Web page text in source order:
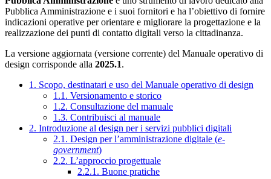
Pubblica Amministrazione e i suoi fornitori e ha l’obiettivo di fornire
indicazioni operative per orientare e migliorare la progettazione e la
realizzazione dei punti di contatto digitali verso la cittadinanza.
La versione aggiornata (versione corrente) del Manuale operativo di
design corrisponde alla 2025.1.
1. Scopo, destinatari e uso del Manuale operativo di design
1.1. Versionamento e storico
1.2. Consultazione del manuale
1.3. Contribuisci al manuale
2. Introduzione al design per i servizi pubblici digitali
2.1. Design per l’amministrazione digitale (e-
government)
2.2. L’approccio progettuale
2.2.1. Buone pratiche